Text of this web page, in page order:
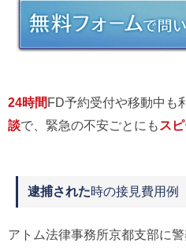
24時間FD予約受付や移動中も
談で、緊急の不安ごとにも ス
逮捕された時の接見費用例
アトム法律事務所京都支部に